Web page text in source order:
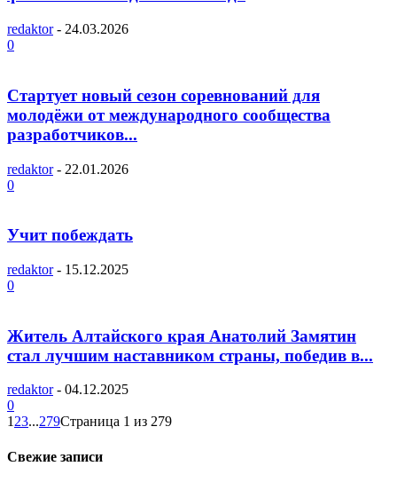
redaktor - 24.03.2026
0
Стартует новый сезон соревнований для
молодёжи от международного сообщества
разработчиков...
redaktor - 22.01.2026
0
Учит побеждать
redaktor - 15.12.2025
0
Житель Алтайского края Анатолий Замятин
стал лучшим наставником страны, победив в...
redaktor - 04.12.2025
0
123...279Страница 1 из 279
Свежие записи